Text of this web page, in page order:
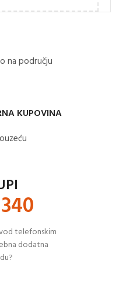
na području
KUPOVINA
telefonskim
dodatna